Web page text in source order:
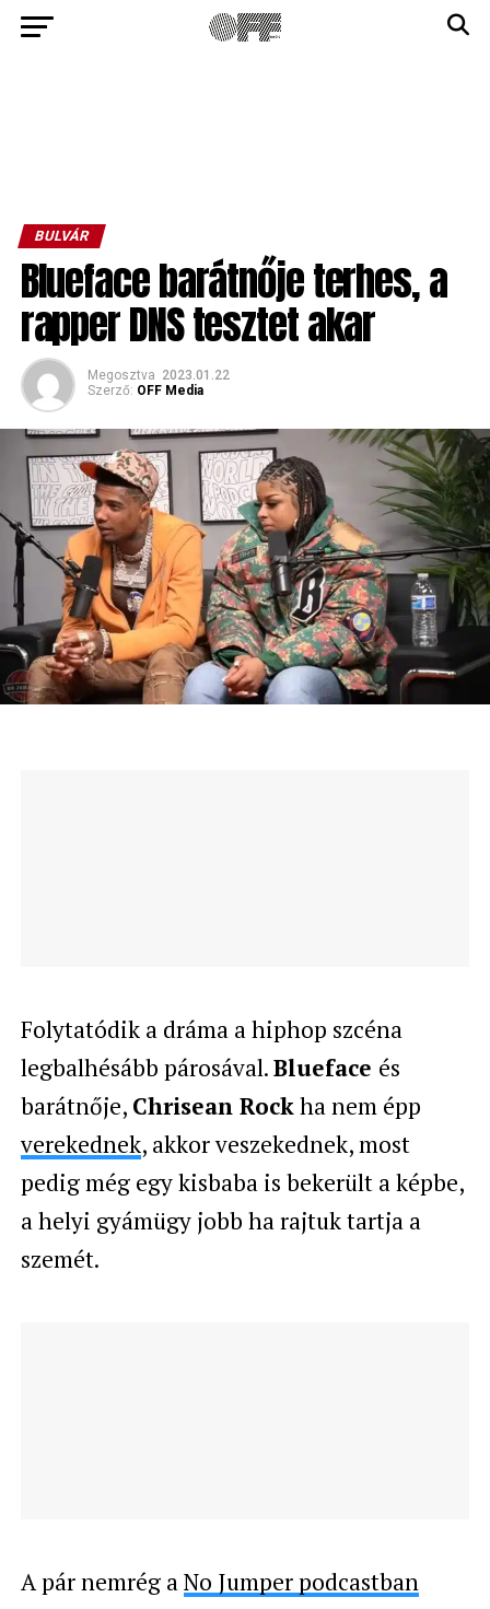
BULVÁR
Blueface barátnője terhes, a
rapper DNS tesztet akar
Megosztva 2023.01.22
Szerző: OFF Media
Folytatódik a dráma a hiphop szcéna
legbalhésább párosával.Blueface és
barátnője, Chrisean Rockha nem épp
verekednek, akkor veszekednek, most
pedig még egy kisbaba is bekerült a képbe,
a helyi gyámügy jobb ha rajtuk tartja a
szemét.
A pár nemrég aNo Jumper podcastban